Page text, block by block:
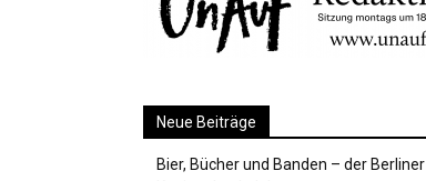
Neue Beiträge
Bier, Bücher und Banden – der Berliner